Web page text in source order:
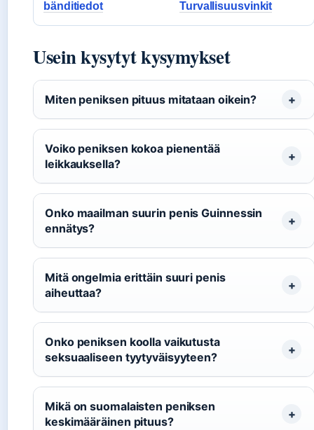
bänditiedot
Turvallisuusvinkit
Usein kysytyt kysymykset
Miten peniksen pituus mitataan oikein?
Voiko peniksen kokoa pienentää
leikkauksella?
Onko maailman suurin penis Guinnessin
ennätys?
Mitä ongelmia erittäin suuri penis
aiheuttaa?
Onko peniksen koolla vaikutusta
seksuaaliseen tyytyväisyyteen?
Mikä on suomalaisten peniksen
keskimääräinen pituus?